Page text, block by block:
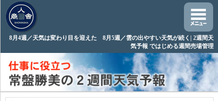
8月4週／天気は変わり目を迎えた 8月5週／雲の出やすい天気が続く| 2週間天
気予報 ではじめる週間売場管理